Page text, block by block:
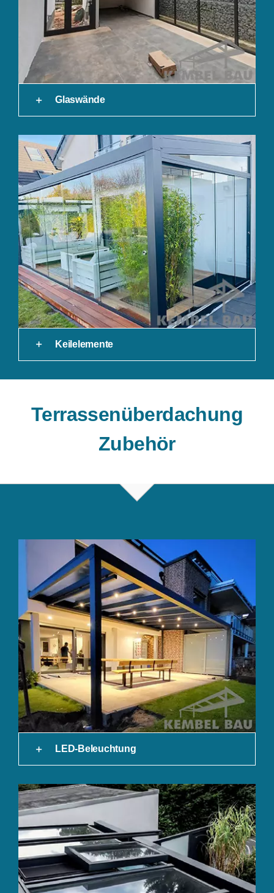
Glaswände
Keilelemente
Terrassenüberdachung
Zubehör
LED-Beleuchtung